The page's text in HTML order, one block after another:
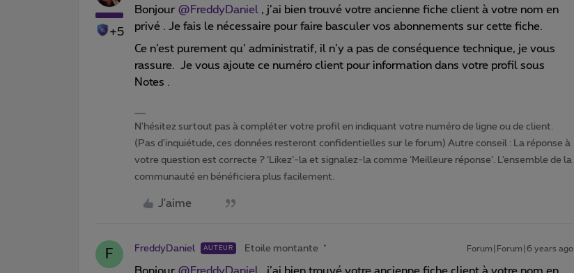
+5
Bonjour @FreddyDaniel , j’ai bien trouvé votre ancienne fiche client à votre nom en
privé . Je fais le nécessaire pour faire basculer vos abonnements sur cette fiche.
Ce n’est purement qu’ administratif, il n’y a pas de conséquence technique, je vous
rassure. Je vous ajoute ce numéro client pour information dans votre profil sous
Notes .
N'hésitez surtout pas à compléter votre profil en indiquant votre numéro de ligne ou de client.
(Pas d'inquiétude, ces données resteront confidentielles sur le forum) Autre conseil : La réponse à
votre question est correcte ? ‘Likez’-la et signalez-la comme ‘Meilleure réponse’. L’ensemble de la
communauté en bénéficiera plus facilement.
J'aime
F FreddyDaniel AUTEUR Etoile montante Forum|Forum|6 years ago
Bonjour @FreddyDaniel , j’ai bien trouvé votre ancienne fiche client à votre nom en